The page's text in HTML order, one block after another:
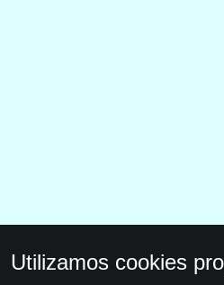
Utilizamos cookies